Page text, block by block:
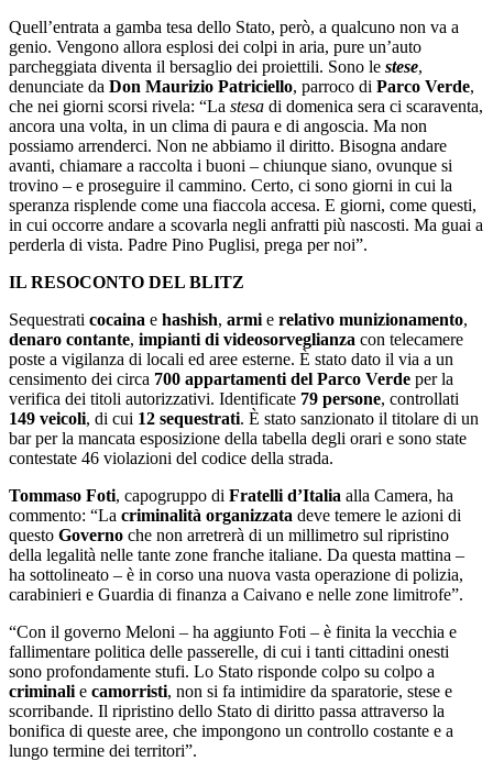
Quell’entrata a gamba tesa dello Stato, però, a qualcuno non va a
genio. Vengono allora esplosi dei colpi in aria, pure un’auto
parcheggiata diventa il bersaglio dei proiettili. Sono le stese,
denunciate da Don Maurizio Patriciello, parroco di Parco Verde,
che nei giorni scorsi rivela: “La stesa di domenica sera ci scaraventa,
ancora una volta, in un clima di paura e di angoscia. Ma non
possiamo arrenderci. Non ne abbiamo il diritto. Bisogna andare
avanti, chiamare a raccolta i buoni – chiunque siano, ovunque si
trovino – e proseguire il cammino. Certo, ci sono giorni in cui la
speranza risplende come una fiaccola accesa. E giorni, come questi,
in cui occorre andare a scovarla negli anfratti più nascosti. Ma guai a
perderla di vista. Padre Pino Puglisi, prega per noi”.
IL RESOCONTO DEL BLITZ
Sequestrati cocaina e hashish, armi e relativo munizionamento,
denaro contante, impianti di videosorveglianza con telecamere
poste a vigilanza di locali ed aree esterne. È stato dato il via a un
censimento dei circa 700 appartamenti del Parco Verde per la
verifica dei titoli autorizzativi. Identificate 79 persone, controllati
149 veicoli, di cui 12 sequestrati. È stato sanzionato il titolare di un
bar per la mancata esposizione della tabella degli orari e sono state
contestate 46 violazioni del codice della strada.
Tommaso Foti, capogruppo di Fratelli d’Italia alla Camera, ha
commento: “La criminalità organizzata deve temere le azioni di
questo Governo che non arretrerà di un millimetro sul ripristino
della legalità nelle tante zone franche italiane. Da questa mattina –
ha sottolineato – è in corso una nuova vasta operazione di polizia,
carabinieri e Guardia di finanza a Caivano e nelle zone limitrofe”.
“Con il governo Meloni – ha aggiunto Foti – è finita la vecchia e
fallimentare politica delle passerelle, di cui i tanti cittadini onesti
sono profondamente stufi. Lo Stato risponde colpo su colpo a
criminali e camorristi, non si fa intimidire da sparatorie, stese e
scorribande. Il ripristino dello Stato di diritto passa attraverso la
bonifica di queste aree, che impongono un controllo costante e a
lungo termine dei territori”.